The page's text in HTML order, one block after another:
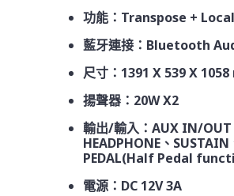
功能：Transpose +
藍牙連接：Bluetooth
尺寸：1391 X 539 X
揚聲器：20W X2
輸出/輸入：AUX IN/OUT
HEADPHONE、SUSTAIN
PEDAL(Half Pedal
電源：DC 12V 3A